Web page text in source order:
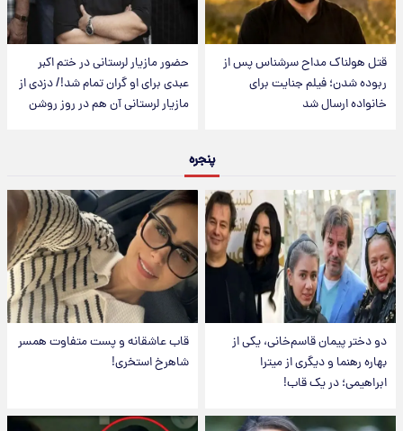
قتل هولناک مداح سرشناس پس از
ربوده شدن؛ فیلم جنایت برای
خانواده ارسال شد
حضور مازیار لرستانی در ختم اکبر
عبدی برای او گران تمام شد!/ دزدی از
مازیار لرستانی آن هم در روز روشن
پنجره
دو دختر پیمان قاسم‌خانی، یکی از
بهاره رهنما و دیگری از میترا
ابراهیمی؛ در یک قاب!
قاب عاشقانه و پست متفاوت همسر
شاهرخ استخری!